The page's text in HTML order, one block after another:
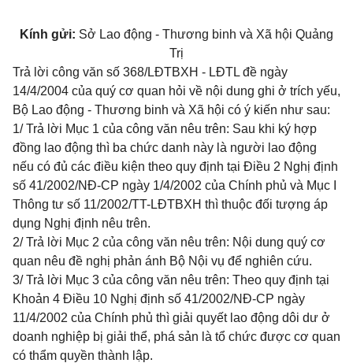
Kính gửi: Sở Lao động - Thương binh và Xã hội Quảng
Trị
Trả lời công văn số 368/LĐTBXH - LĐTL đề ngày
14/4/2004 của quý cơ quan hỏi về nội dung ghi ở trích yếu,
Bộ Lao động - Thương binh và Xã hội có ý kiến như sau:
1/ Trả lời Mục 1 của công văn nêu trên: Sau khi ký hợp
đồng lao động thì ba chức danh này là người lao động
nếu có đủ các điều kiện theo quy định tại Điều 2 Nghị định
số 41/2002/NĐ-CP ngày 1/4/2002 của Chính phủ và Mục I
Thông tư số 11/2002/TT-LĐTBXH thì thuộc đối tượng áp
dụng Nghị định nêu trên.
2/ Trả lời Mục 2 của công văn nêu trên: Nội dung quý cơ
quan nêu đề nghị phản ánh Bộ Nội vụ để nghiên cứu.
3/ Trả lời Mục 3 của công văn nêu trên: Theo quy định tại
Khoản 4 Điều 10 Nghị định số 41/2002/NĐ-CP ngày
11/4/2002 của Chính phủ thì giải quyết lao động dôi dư ở
doanh nghiệp bị giải thể, phá sản là tổ chức được cơ quan
có thẩm quyền thành lập.